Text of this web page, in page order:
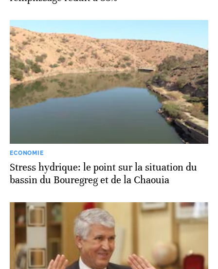
ECONOMIE
Stress hydrique: le point sur la situation du
bassin du Bouregreg et de la Chaouia